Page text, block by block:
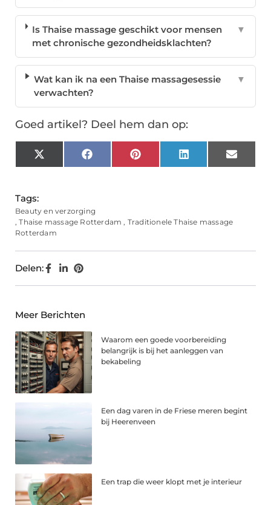
Is Thaise massage geschikt voor mensen
met chronische gezondheidsklachten?
▼
Wat kan ik na een Thaise massagesessie
verwachten?
▼
Goed artikel? Deel hem dan op:
X
(Twitter)
FacebookPinterest LinkedIn Email
Tags:
Beauty en verzorging
,Thaise massage Rotterdam , Traditionele Thaise massage
Rotterdam
Delen:
Meer Berichten
Waarom een goede voorbereiding
belangrijk is bij het aanleggen van
bekabeling
Een dag varen in de Friese meren begint
bij Heerenveen
Een trap die weer klopt met je interieur